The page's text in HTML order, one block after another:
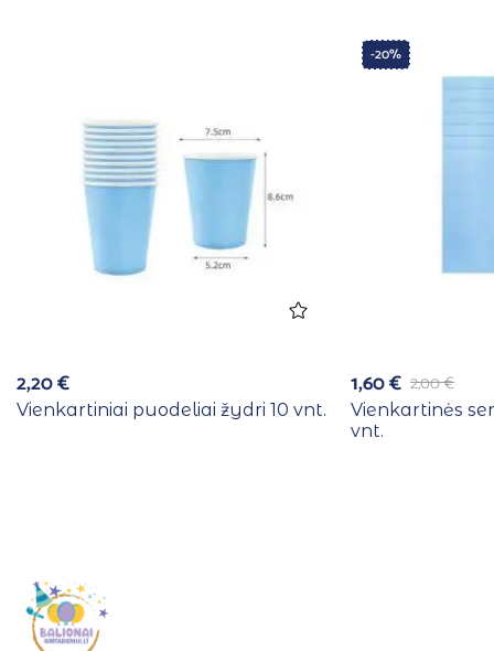
2,20€
Vienkartiniai puodeliai žydri 10 vnt.
-20%
2,00€
1,60€
Vienkartinės
vnt.